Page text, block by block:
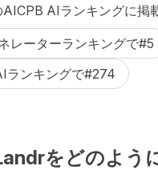
AICPB AIランキングに
レーターランキングで#5
ランキングで#274
をどのよう